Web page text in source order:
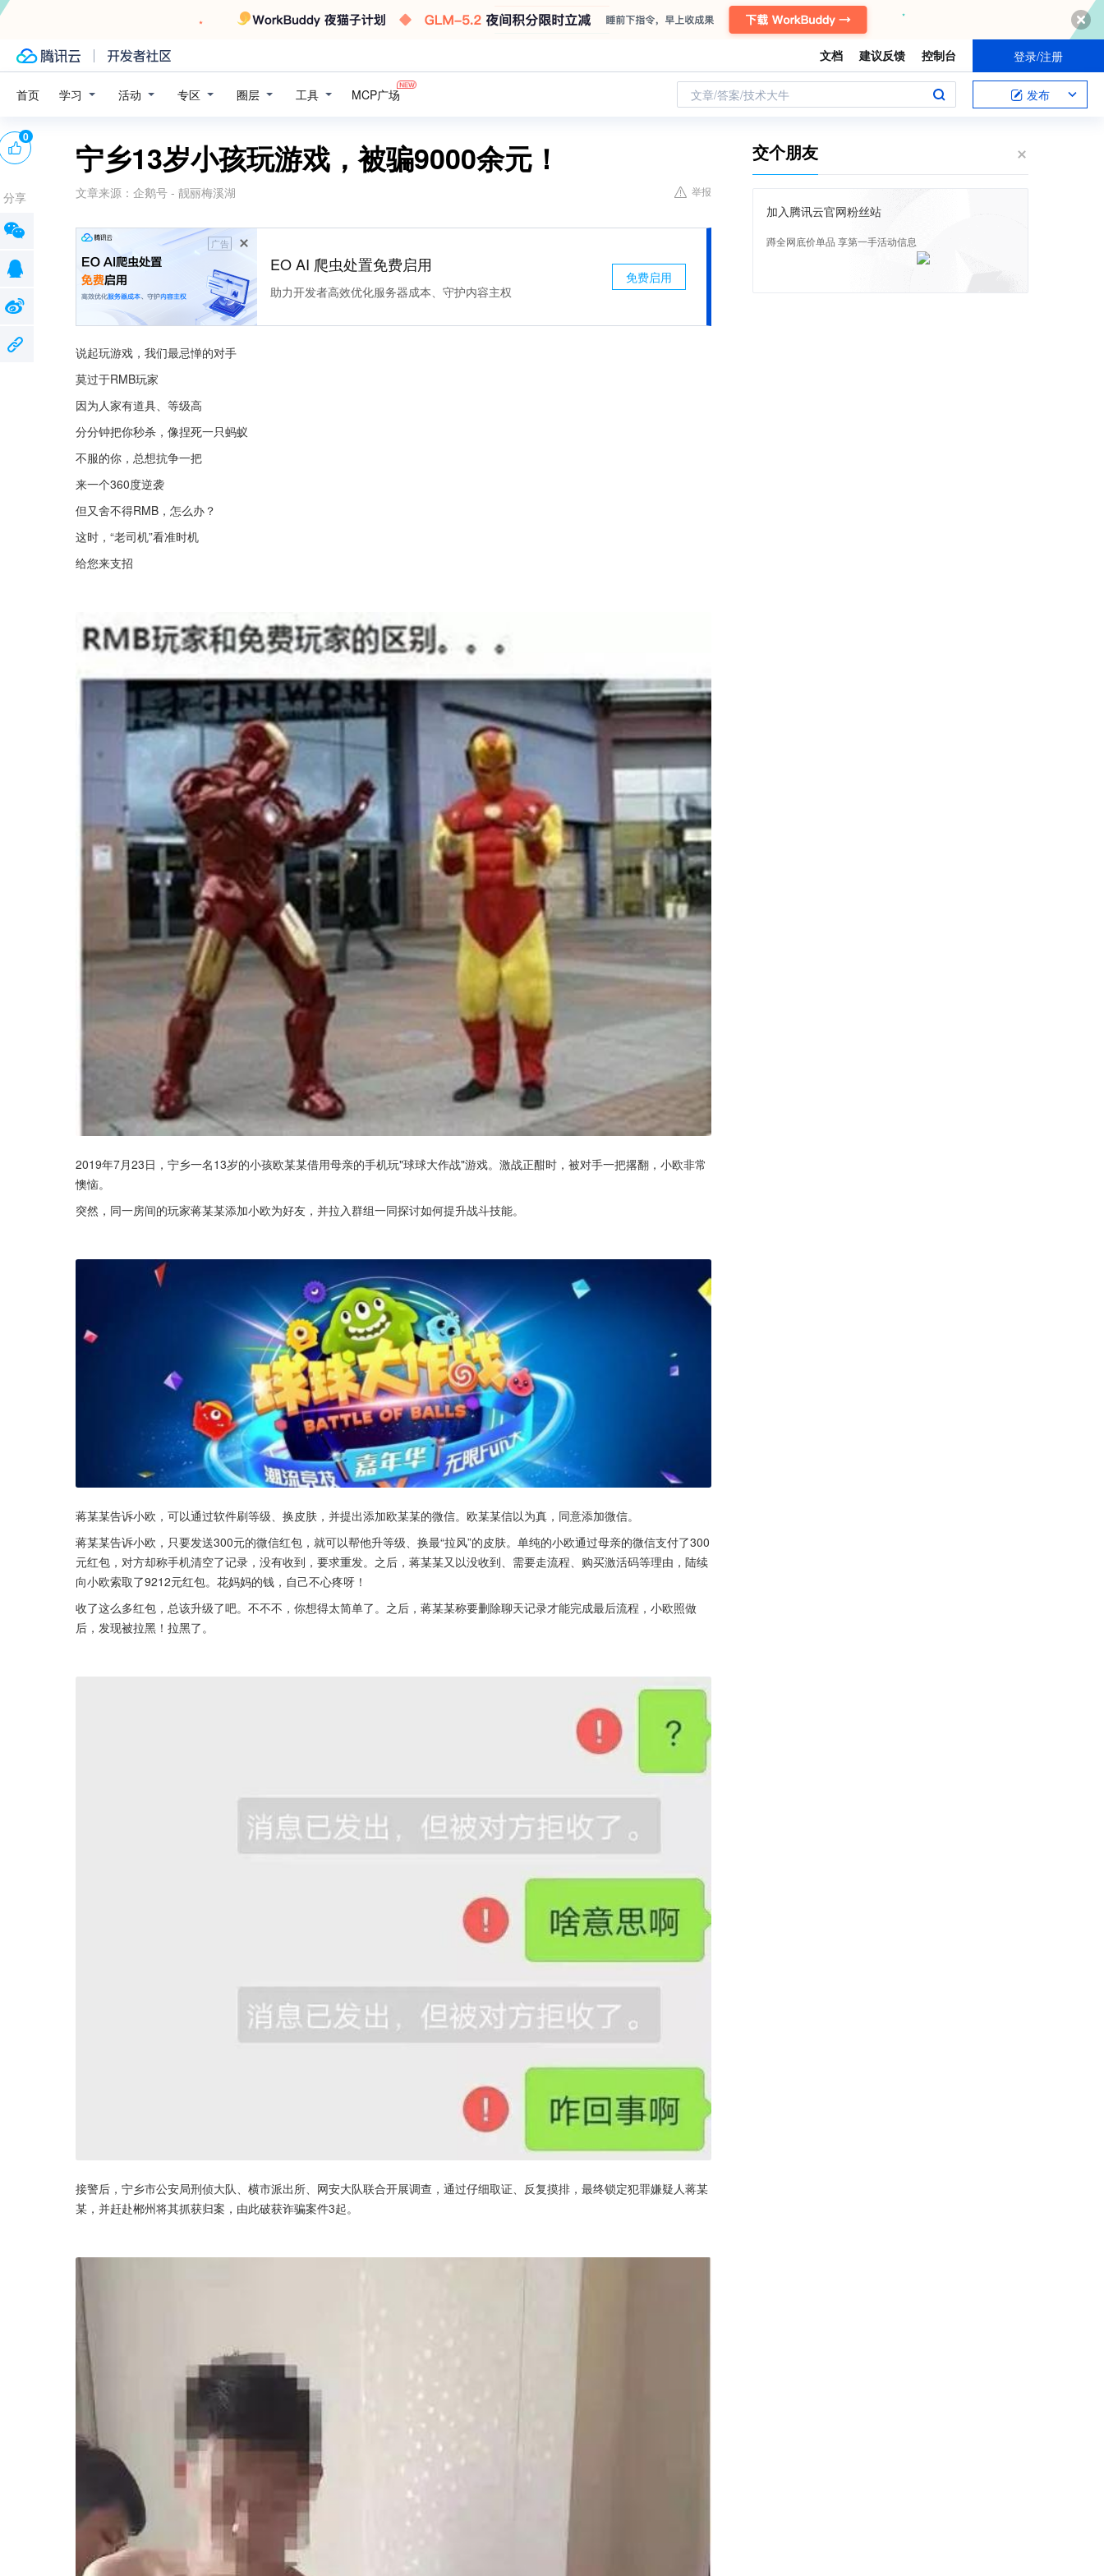
文档 建议反馈 控制台 登录/注册
首页 学习 活动 专区 圈层 工具 MCP广场 文章/答案/技术大牛 发布
宁乡13岁小孩玩游戏，被骗9000余元！
文章来源： 企鹅号 - 靓丽梅溪湖 举报
广告
EO AI 爬虫处置免费启用
助力开发者高效优化服务器成本、守护内容主权
免费启用
说起玩游戏，我们最忌惮的对手
莫过于RMB玩家
因为人家有道具、等级高
分分钟把你秒杀，像捏死一只蚂蚁
不服的你，总想抗争一把
来一个360度逆袭
但又舍不得RMB，怎么办？
这时，“老司机”看准时机
给您来支招
2019年7月23日，宁乡一名13岁的小孩欧某某借用母亲的手机玩"球球大作战"游戏。激战正酣时，被对手一把撂翻，小欧非常
懊恼。
突然，同一房间的玩家蒋某某添加小欧为好友，并拉入群组一同探讨如何提升战斗技能。
蒋某某告诉小欧，可以通过软件刷等级、换皮肤，并提出添加欧某某的微信。欧某某信以为真，同意添加微信。
蒋某某告诉小欧，只要发送300元的微信红包，就可以帮他升等级、换最“拉风”的皮肤。单纯的小欧通过母亲的微信支付了300
元红包，对方却称手机清空了记录，没有收到，要求重发。之后，蒋某某又以没收到、需要走流程、购买激活码等理由，陆续
向小欧索取了9212元红包。花妈妈的钱，自己不心疼呀！
收了这么多红包，总该升级了吧。不不不，你想得太简单了。之后，蒋某某称要删除聊天记录才能完成最后流程，小欧照做
后，发现被拉黑！拉黑了。
接警后，宁乡市公安局刑侦大队、横市派出所、网安大队联合开展调查，通过仔细取证、反复摸排，最终锁定犯罪嫌疑人蒋某
某，并赶赴郴州将其抓获归案，由此破获诈骗案件3起。
0
分享
交个朋友
加入腾讯云官网粉丝站
蹲全网底价单品 享第一手活动信息